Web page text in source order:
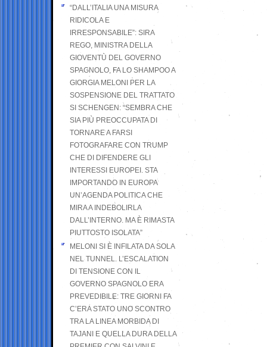
“DALL’ITALIA UNA MISURA
RIDICOLA E
IRRESPONSABILE”: SIRA
REGO, MINISTRA DELLA
GIOVENTÙ DEL GOVERNO
SPAGNOLO, FA LO SHAMPOO A
GIORGIA MELONI PER LA
SOSPENSIONE DEL TRATTATO
SI SCHENGEN: “SEMBRA CHE
SIA PIÙ PREOCCUPATA DI
TORNARE A FARSI
FOTOGRAFARE CON TRUMP
CHE DI DIFENDERE GLI
INTERESSI EUROPEI. STA
IMPORTANDO IN EUROPA
UN’AGENDA POLITICA CHE
MIRA A INDEBOLIRLA
DALL’INTERNO. MA È RIMASTA
PIUTTOSTO ISOLATA”
MELONI SI È INFILATA DA SOLA
NEL TUNNEL. L’ESCALATION
DI TENSIONE CON IL
GOVERNO SPAGNOLO ERA
PREVEDIBILE: TRE GIORNI FA
C’ERA STATO UNO SCONTRO
TRA LA LINEA MORBIDA DI
TAJANI E QUELLA DURA DELLA